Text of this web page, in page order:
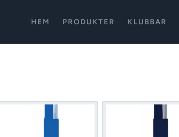
HEM PRODUKTER KLUBBAR